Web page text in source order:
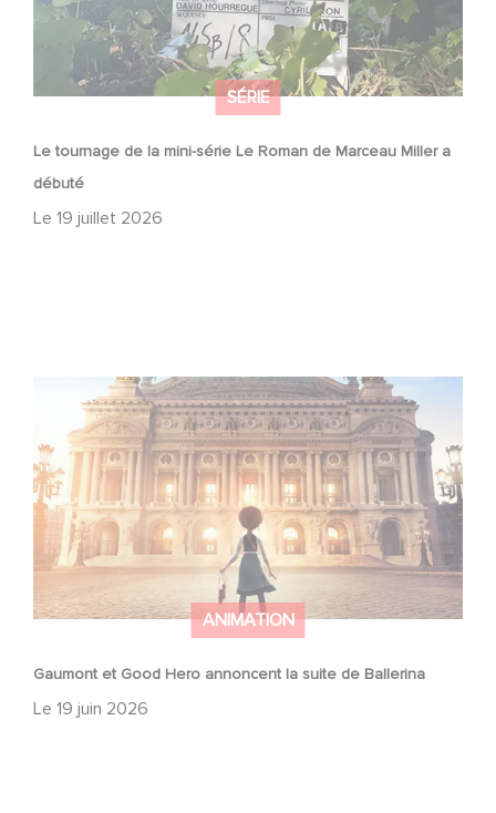
SÉRIE
Le tournage de la mini-série Le Roman de Marceau Miller a
débuté
Le 19 juillet 2026
ANIMATION
Gaumont et Good Hero annoncent la suite de Ballerina
Le 19 juin 2026
Gaumont et Good Hero annoncent la suite de Ballerina